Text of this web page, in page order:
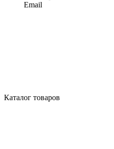
Email
Каталог товаров